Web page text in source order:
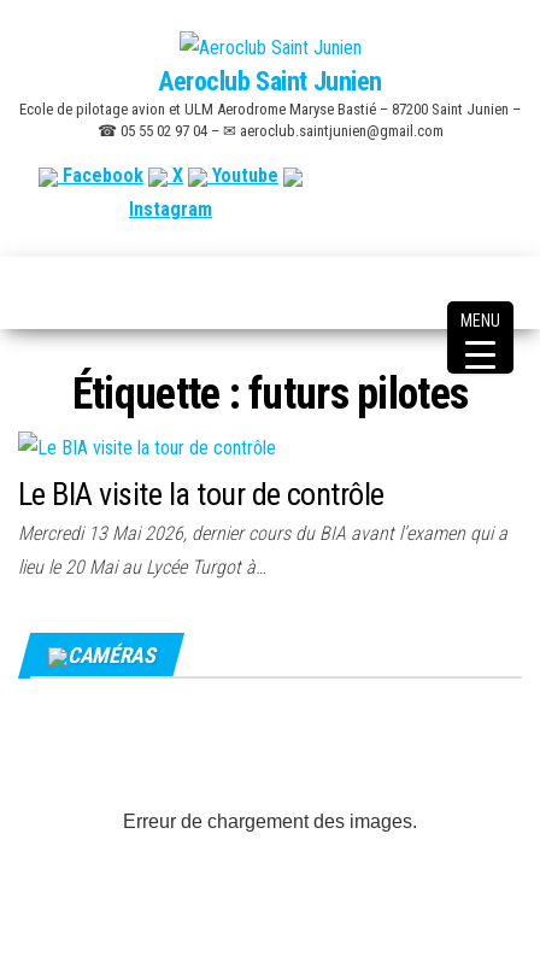
content
Aeroclub Saint Junien
Ecole de pilotage avion et ULM Aerodrome Maryse Bastié – 87200 Saint Junien –
☎ 05 55 02 97 04 – ✉ aeroclub.saintjunien@gmail.com
Facebook X
Youtube
Instagram
Étiquette :futurs pilotes
Le BIA visite la tour de contrôle
Mercredi 13 Mai 2026, dernier cours du BIA avant l’examen qui a
lieu le 20 Mai au Lycée Turgot à…
CAMÉRAS
Erreur de chargement des images.
MENU